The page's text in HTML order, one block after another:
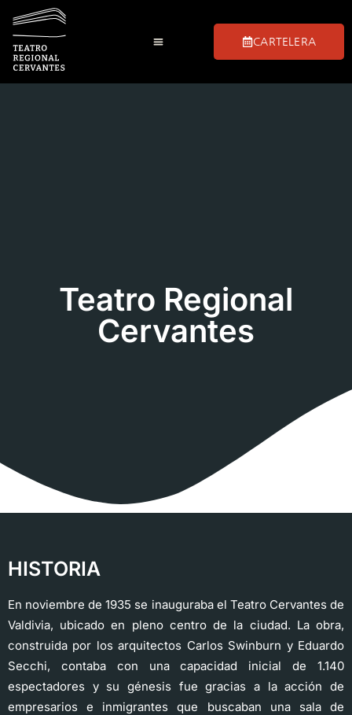
CARTELERA
Teatro Regional
Cervantes
HISTORIA
En noviembre de 1935 se inauguraba el Teatro Cervantes de
Valdivia, ubicado en pleno centro de la ciudad. La obra,
construida por los arquitectos Carlos Swinburn y Eduardo
Secchi, contaba con una capacidad inicial de 1.140
espectadores y su génesis fue gracias a la acción de
empresarios e inmigrantes que buscaban una sala de